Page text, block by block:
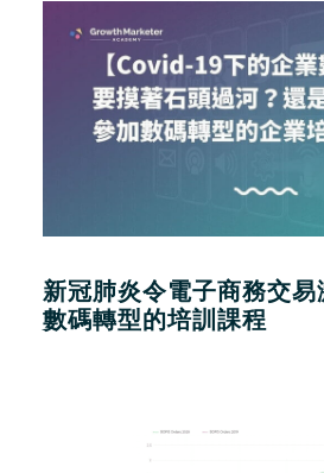
新冠肺炎令電子商務交
數碼轉型的培訓課程